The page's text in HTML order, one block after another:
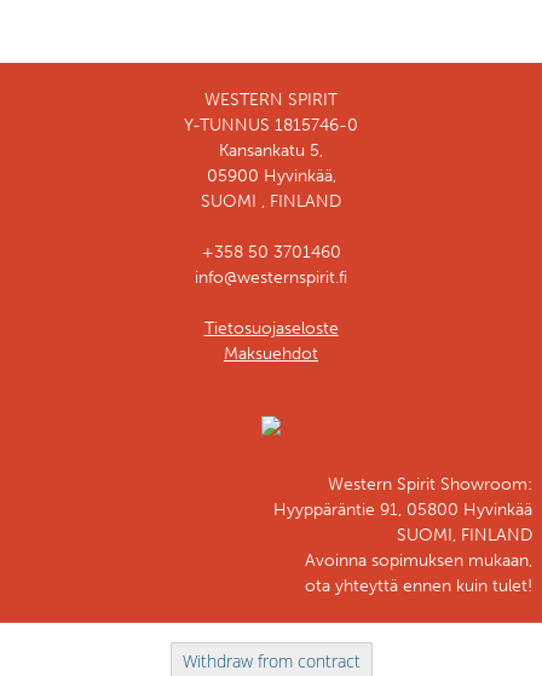
WESTERN SPIRIT
Y-TUNNUS 1815746-0
Kansankatu 5,
05900 Hyvinkää,
SUOMI , FINLAND
+358 50 3701460
info@westernspirit.fi
Tietosuojaseloste
Maksuehdot
Western Spirit Showroom:
Hyyppäräntie 91, 05800 Hyvinkää
SUOMI, FINLAND
Avoinna sopimuksen mukaan,
ota yhteyttä ennen kuin tulet!
Withdraw from contract